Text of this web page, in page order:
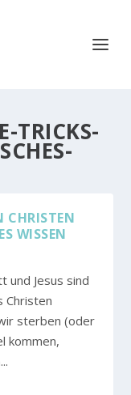
TRICKS-
CHRISTEN
WISSEN
und Jesus sind
Christen
sterben (oder
kommen,